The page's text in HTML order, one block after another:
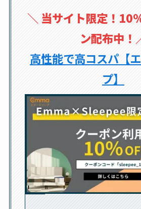
＼ 当サイト限定！10
ン配布中！
高性能で高コスパ【
プ】